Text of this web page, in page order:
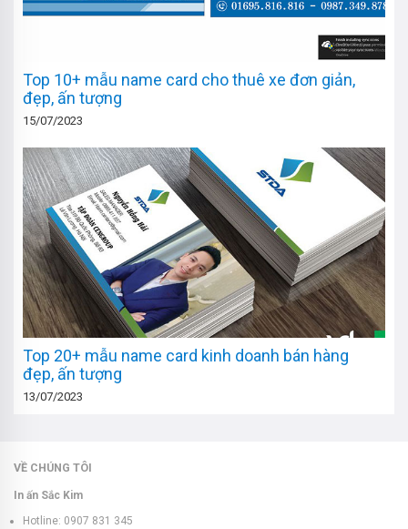
Top 10+ mẫu name card cho thuê xe đơn giản,
đẹp, ấn tượng
15/07/2023
Top 20+ mẫu name card kinh doanh bán hàng
đẹp, ấn tượng
13/07/2023
VỀ CHÚNG TÔI
In ấn Sắc Kim
Hotline: 0907 831 345